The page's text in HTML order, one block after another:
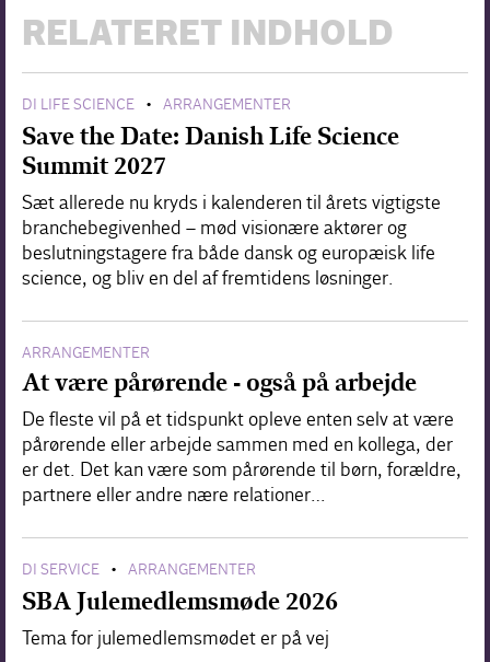
RELATERET INDHOLD
DI LIFE SCIENCE • ARRANGEMENTER
Save the Date: Danish Life Science
Summit 2027
Sæt allerede nu kryds i kalenderen til årets vigtigste
branchebegivenhed – mød visionære aktører og
beslutningstagere fra både dansk og europæisk life
science, og bliv en del af fremtidens løsninger.
ARRANGEMENTER
At være pårørende - også på arbejde
De fleste vil på et tidspunkt opleve enten selv at være
pårørende eller arbejde sammen med en kollega, der
er det. Det kan være som pårørende til børn, forældre,
partnere eller andre nære relationer…
DI SERVICE • ARRANGEMENTER
SBA Julemedlemsmøde 2026
Tema for julemedlemsmødet er på vej